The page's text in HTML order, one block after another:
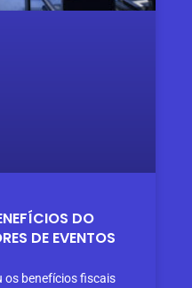
DO
DE EVENTOS
os benefícios fiscais